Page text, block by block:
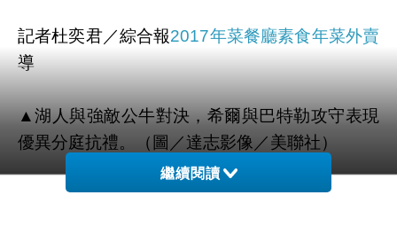
記者杜奕君／綜合報2017年菜餐廳素食年菜外賣
導
▲湖人與強敵公牛對決，希爾與巴特勒攻守表現
優異分庭抗禮。（圖／達志影像／美聯社）
自1月10日擊敗魔術後便從未再嘗勝利滋味，苦
繼續閱讀